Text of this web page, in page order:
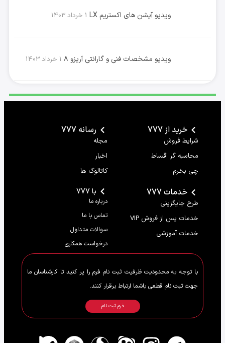
ویدیو آپشن های اکستریم LX 1 خرداد 1403
ویدیو مشخصات فنی و گارانتی آریزو ۸ 1 خرداد 1403
خرید از 777
شرایط فروش
محاسبه گر اقساط
چی بخرم
رسانه 777
مجله
اخبار
کاتالوگ ها
خدمات 777
طرح جایگزینی
خدمات پس از فروش VIP
خدمات آموزشی
با 777
درباره ما
تماس با ما
سوالات متداول
درخواست همکاری
با توجه به محدودیت ظرفیت ثبت نام فرم را پر کنید تا کارشناسان ما
جهت ثبت نام قطعی باشما ارتباط برقرار کنند.
فرم ثبت نام